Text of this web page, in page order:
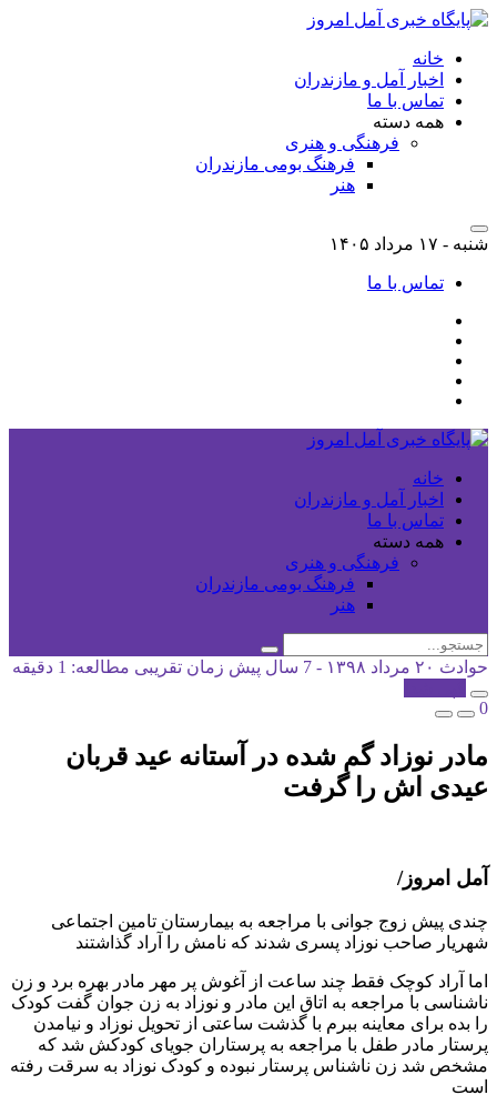
خانه
اخبار آمل و مازندران
تماس با ما
همه دسته
فرهنگی و هنری
فرهنگ بومی مازندران
هنر
شنبه - ۱۷ مرداد ۱۴۰۵
تماس با ما
خانه
اخبار آمل و مازندران
تماس با ما
همه دسته
فرهنگی و هنری
فرهنگ بومی مازندران
هنر
حوادث ۲۰ مرداد ۱۳۹۸ - 7 سال پیش
زمان تقریبی مطالعه: 1 دقیقه
0
مادر نوزاد گم شده در آستانه عید قربان
عیدی اش را گرفت
آمل امروز/
چندی پیش زوج جوانی با مراجعه به بیمارستان تامین اجتماعی
شهریار صاحب نوزاد پسری شدند که نامش را آراد گذاشتند
اما آراد کوچک فقط چند ساعت از آغوش پر مهر مادر بهره برد و زن
ناشناسی با مراجعه به اتاق این مادر و نوزاد به زن جوان گفت کودک
را بده برای معاینه ببرم با گذشت ساعتی از تحویل نوزاد و نیامدن
پرستار مادر طفل با مراجعه به پرستاران جویای کودکش شد که
مشخص شد زن ناشناس پرستار نبوده و کودک نوزاد به سرقت رفته
است